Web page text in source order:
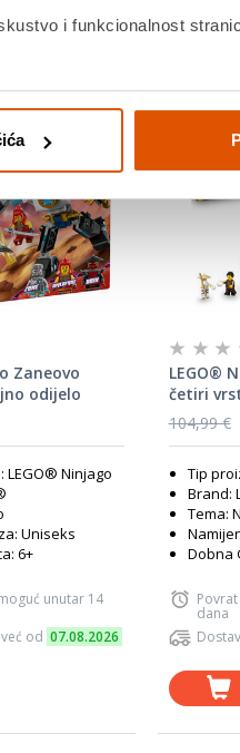
i funkcionalnost
Zaneovo
odijelo
LEGO® Ninjago
Uniseks
6+
unutar 14
od 07.08.2026
LEGO®
četiri
104,99 €
Tip
Brand:
Tema:
Dobna
dana